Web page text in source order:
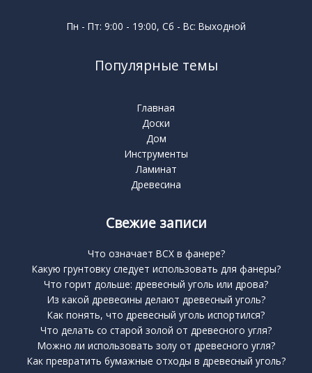
Пн - Пт: 9:00 - 19:00, Сб - Вс: Выходной
Популярные темы
Главная
Доски
Дом
Инструменты
Ламинат
Древесина
Свежие записи
Что означает BCX в фанере?
Какую грунтовку следует использовать для фанеры?
Что горит дольше: древесный уголь или дрова?
Из какой древесины делают древесный уголь?
Как понять, что древесный уголь испортился?
Что делать со старой золой от древесного угля?
Можно ли использовать золу от древесного угля?
Как превратить бумажные отходы в древесный уголь?